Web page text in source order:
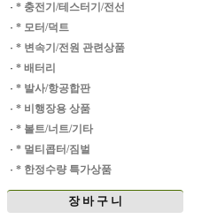
· * 충전기/테스터기/전선
· * 모터/덕트
· * 변속기/전원 관련상품
· * 배터리
· * 발사/항공합판
· * 비행장용 상품
· * 볼트/너트/기타
· * 멀티콥터/짐벌
· * 한정수량 특가상품
장 바 구 니